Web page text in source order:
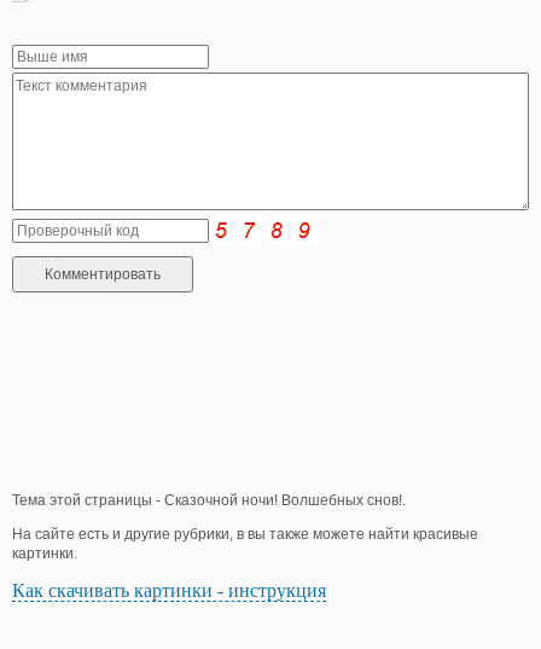
Тема этой страницы - Сказочной ночи! Волшебных снов!.
На сайте есть и другие рубрики, в вы также можете найти красивые
картинки.
Как скачивать картинки - инструкция